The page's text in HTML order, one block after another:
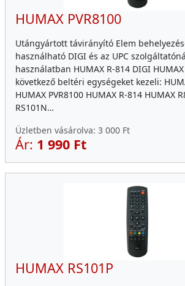
HUMAX PVR8100
Utángyártott távirányító Elem
használható DIGI és az UPC
használatban HUMAX R-814 DIGI HUMAX
következő beltéri egységeket kezeli:
HUMAX PVR8100 HUMAX R-814 HUMAX
RS101N…
Üzletben vásárolva: 3 000 Ft
Ár: 1 990 Ft
HUMAX RS101P